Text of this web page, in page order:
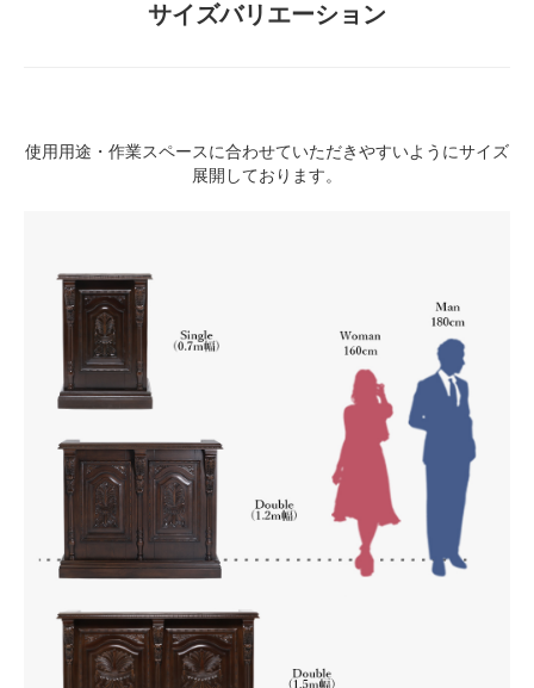
サイズバリエーション
使用用途・作業スペースに合わせていただきやすいようにサイズ
展開しております。